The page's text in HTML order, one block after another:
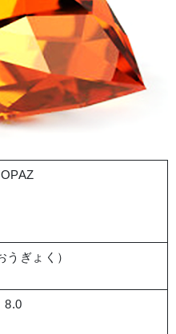
うぎょく）
8.0